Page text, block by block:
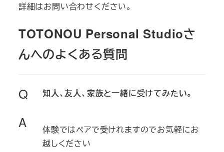
詳細はお問い合わせください。
TOTONOU Personal Studioさ
んへのよくある質問
Q 知人、友人、家族と一緒に受けてみたい。
A
体験ではペアで受けれますのでお気軽にお
越しください